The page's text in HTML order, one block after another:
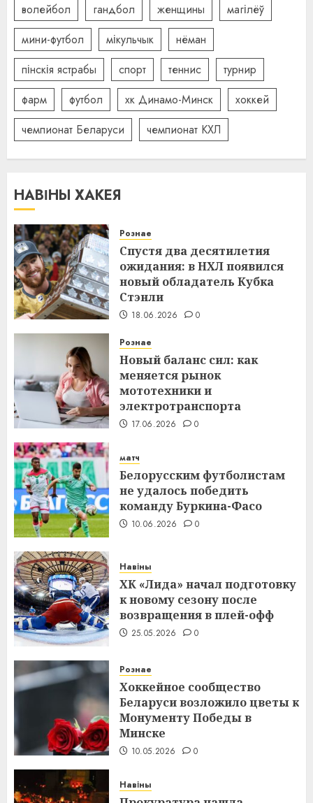
волейбол
гандбол женщины
магілёў
мини-футбол
мікульчык
нёман
пінскія ястрабы
спорт теннис
турнир
фарм
футбол хк Динамо-Минск
хоккей
чемпионат Беларуси
чемпионат КХЛ
НАВІНЫ ХАКЕЯ
Рознае
Спустя два десятилетия
ожидания: в НХЛ появился
новый обладатель Кубка
Стэнли
18.06.2026 0
Рознае
Новый баланс сил: как
меняется рынок
мототехники и
электротранспорта
17.06.2026 0
матч
Белорусским футболистам
не удалось победить
команду Буркина-Фасо
10.06.2026 0
Навіны
ХК «Лида» начал подготовку
к новому сезону после
возвращения в плей-офф
25.05.2026 0
Рознае
Хоккейное сообщество
Беларуси возложило цветы к
Монументу Победы в
Минске
10.05.2026 0
Навіны